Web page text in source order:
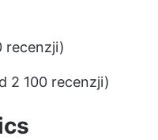
recenzji)
2 100 recenzji)